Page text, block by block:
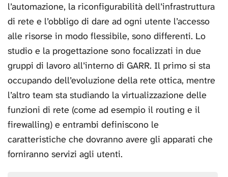
l’automazione, la riconfigurabilità dell’infrastruttura
di rete e l’obbligo di dare ad ogni utente l’accesso
alle risorse in modo flessibile, sono differenti. Lo
studio e la progettazione sono focalizzati in due
gruppi di lavoro all’interno di GARR. Il primo si sta
occupando dell’evoluzione della rete ottica, mentre
l’altro team sta studiando la virtualizzazione delle
funzioni di rete (come ad esempio il routing e il
firewalling) e entrambi definiscono le
caratteristiche che dovranno avere gli apparati che
forniranno servizi agli utenti.